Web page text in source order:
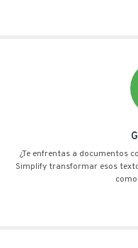
¿Te enfrentas a documentos
Simplify transformar esos